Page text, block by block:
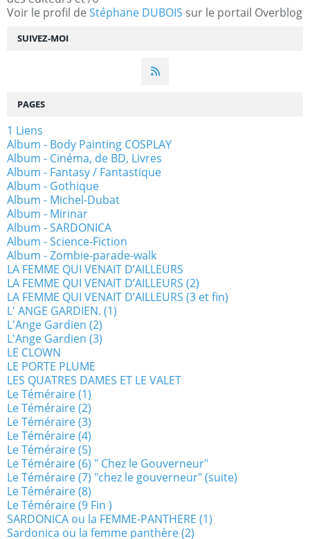
SUIVEZ-MOI
Voir le profil de Stéphane DUBOIS sur le portail Overblog
PAGES
1 Liens
Album - Body Painting COSPLAY
Album - Cinéma, de BD, Livres
Album - Fantasy / Fantastique
Album - Gothique
Album - Michel-Dubat
Album - Mirinar
Album - SARDONICA
Album - Science-Fiction
Album - Zombie-parade-walk
LA FEMME QUI VENAIT D’AILLEURS
LA FEMME QUI VENAIT D’AILLEURS (2)
LA FEMME QUI VENAIT D’AILLEURS (3 et fin)
L' ANGE GARDIEN. (1)
L'Ange Gardien (2)
L'Ange Gardien (3)
LE CLOWN
LE PORTE PLUME
LES QUATRES DAMES ET LE VALET
Le Téméraire (1)
Le Téméraire (2)
Le Téméraire (3)
Le Téméraire (4)
Le Téméraire (5)
Le Téméraire (6) " Chez le Gouverneur"
Le Téméraire (7) "chez le gouverneur" (suite)
Le Téméraire (8)
Le Téméraire (9 Fin )
SARDONICA ou la FEMME-PANTHERE (1)
Sardonica ou la femme panthère (2)